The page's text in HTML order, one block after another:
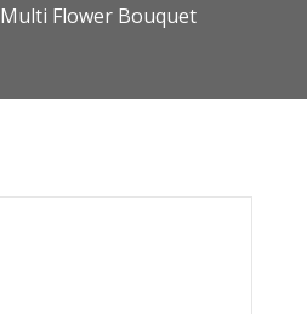
Multi Flower Bouquet